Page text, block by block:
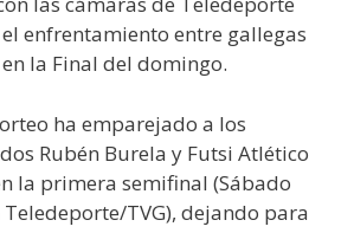
enfrentamiento entre gallegas
la Final del domingo.
ha emparejado a los
Rubén Burela y Futsi Atlético
la primera semifinal (Sábado
TVG), dejando para